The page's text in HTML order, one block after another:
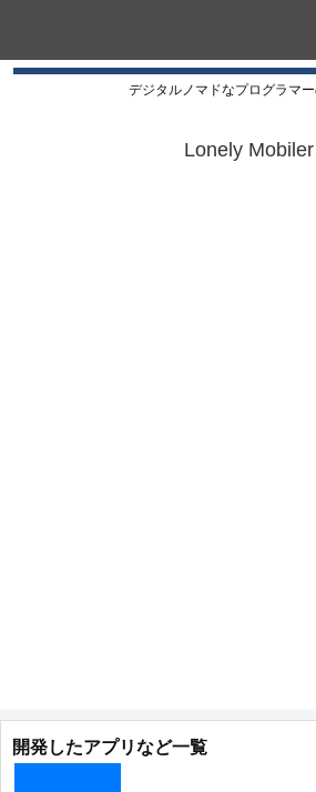
デジタルノマドなプログラマ
Lonely Mobiler
開発したアプリなど一覧